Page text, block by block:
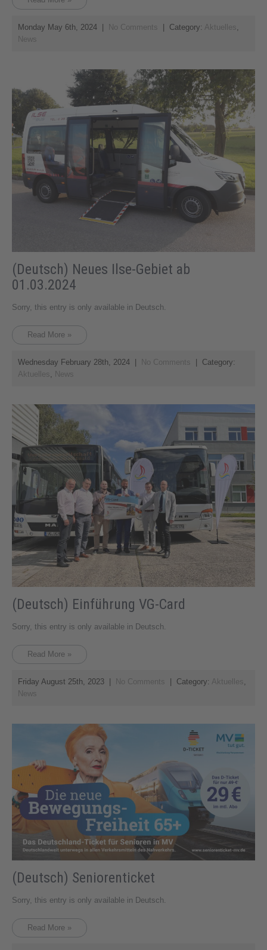
Monday May 6th, 2024 No Comments | Category: Aktuelles
News
(Deutsch) Neues Ilse-Gebiet ab
01.03.2024
Sorry, this entry is only available in Deutsch.
Read More »
Wednesday February 28th, 2024 No Comments
| Category:
Aktuelles
News
(Deutsch) Einführung VG-Card
Sorry, this entry is only available in Deutsch.
Read More »
Friday August 25th, 2023 No Comments | Category: Aktuelles
News
(Deutsch) Seniorenticket
Sorry, this entry is only available in Deutsch.
Read More »